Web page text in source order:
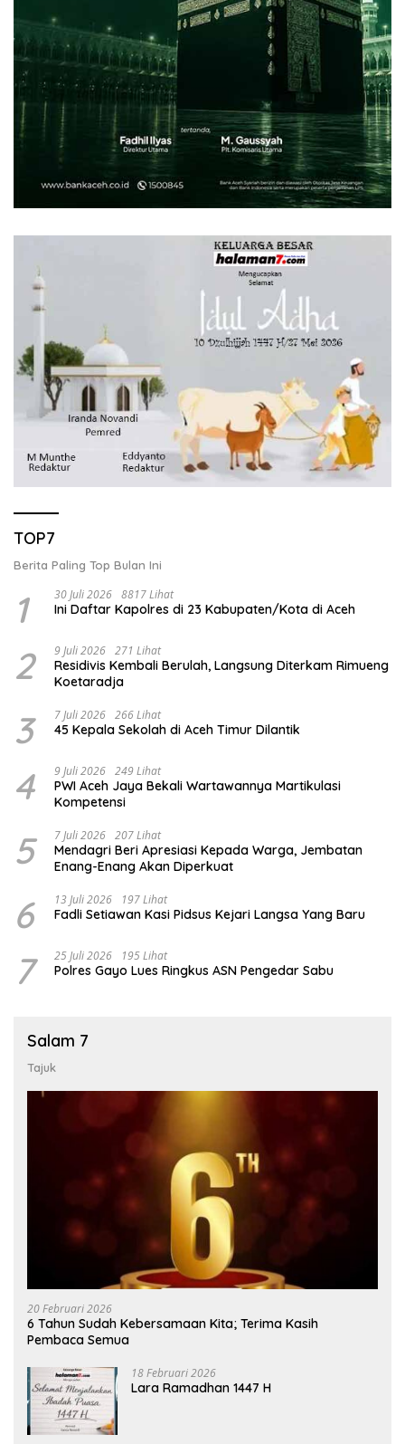
TOP7
Berita Paling Top Bulan Ini
1 30 Juli 2026 8817 Lihat
Ini Daftar Kapolres di 23 Kabupaten/Kota di Aceh
2 9 Juli 2026 271 Lihat
Residivis Kembali Berulah, Langsung Diterkam Rimueng
Koetaradja
3 7 Juli 2026 266 Lihat
45 Kepala Sekolah di Aceh Timur Dilantik
4 9 Juli 2026 249 Lihat
PWI Aceh Jaya Bekali Wartawannya Martikulasi
Kompetensi
5 7 Juli 2026 207 Lihat
Mendagri Beri Apresiasi Kepada Warga, Jembatan
Enang-Enang Akan Diperkuat
6 13 Juli 2026 197 Lihat
Fadli Setiawan Kasi Pidsus Kejari Langsa Yang Baru
7 25 Juli 2026 195 Lihat
Polres Gayo Lues Ringkus ASN Pengedar Sabu
Salam 7
Tajuk
20 Februari 2026
6 Tahun Sudah Kebersamaan Kita; Terima Kasih
Pembaca Semua
18 Februari 2026
Lara Ramadhan 1447 H